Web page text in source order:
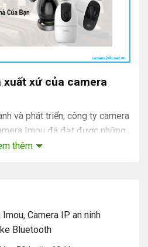
xuất xứ của camera
và phát triển, công ty camera
Imou đã đạt được những
cùng đi tìm hiểu lịch sử hình
nhà và những người thân
cấp chất lượng sản phẩm
thêm
Camera IP an ninh
Bluetooth